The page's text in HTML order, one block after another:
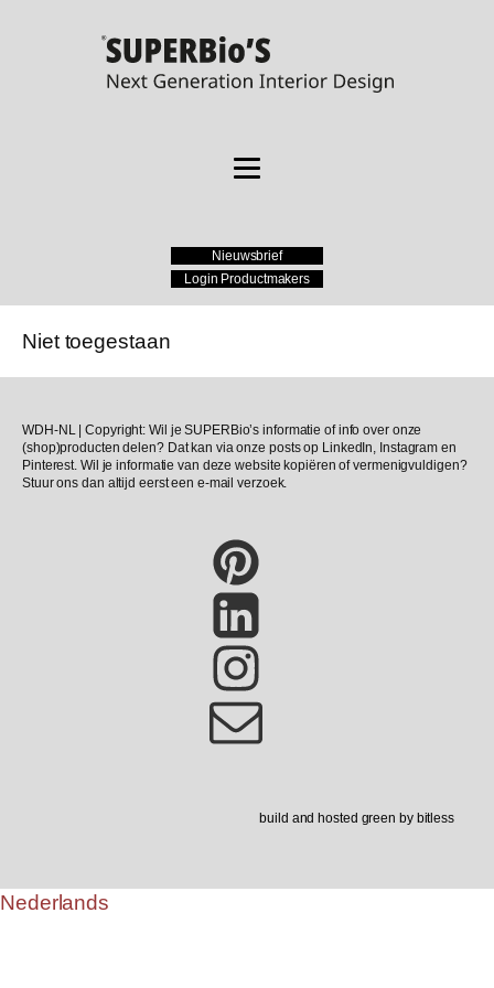
Nieuwsbrief
Login Productmakers
Niet toegestaan
WDH-NL | Copyright: Wil je SUPERBio’s informatie of info over onze
(shop)producten delen? Dat kan via onze posts op LinkedIn, Instagram en
Pinterest. Wil je informatie van deze website kopiëren of vermenigvuldigen?
Stuur ons dan altijd eerst een e-mail verzoek.
build and hosted green by bitless
Nederlands